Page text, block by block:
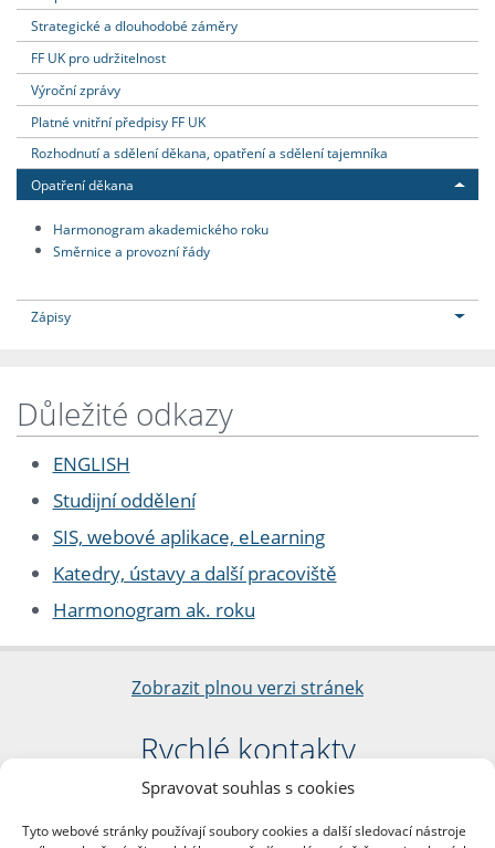
Spravovat souhlas s cookies
Tyto webové stránky používají soubory cookies a další sledovací nástroje
Strategické a dlouhodobé záměry
FF UK pro udržitelnost
Výroční zprávy
Platné vnitřní předpisy FF UK
Rozhodnutí a sdělení děkana, opatření a sdělení tajemníka
Opatření děkana
Harmonogram akademického roku
Směrnice a provozní řády
Zápisy
Důležité odkazy
ENGLISH
Studijní oddělení
SIS, webové aplikace, eLearning
Katedry, ústavy a další pracoviště
Harmonogram ak. roku
Zobrazit plnou verzi stránek
Rychlé kontakty
Filozofická fakulta
nám. Jana Palacha 1/2